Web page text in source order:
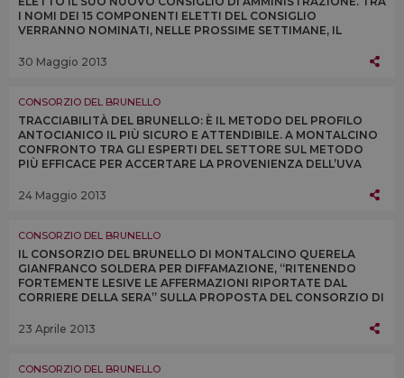
I NOMI DEI 15 COMPONENTI ELETTI DEL CONSIGLIO
VERRANNO NOMINATI, NELLE PROSSIME SETTIMANE, IL
PRESIDENTI
30 Maggio 2013
CONSORZIO DEL BRUNELLO
TRACCIABILITÀ DEL BRUNELLO: È IL METODO DEL PROFILO
ANTOCIANICO IL PIÙ SICURO E ATTENDIBILE. A MONTALCINO
CONFRONTO TRA GLI ESPERTI DEL SETTORE SUL METODO
PIÙ EFFICACE PER ACCERTARE LA PROVENIENZA DELL’UVA
24 Maggio 2013
CONSORZIO DEL BRUNELLO
IL CONSORZIO DEL BRUNELLO DI MONTALCINO QUERELA
GIANFRANCO SOLDERA PER DIFFAMAZIONE, “RITENENDO
FORTEMENTE LESIVE LE AFFERMAZIONI RIPORTATE DAL
CORRIERE DELLA SERA” SULLA PROPOSTA DEL CONSORZIO DI
23 Aprile 2013
CONSORZIO DEL BRUNELLO